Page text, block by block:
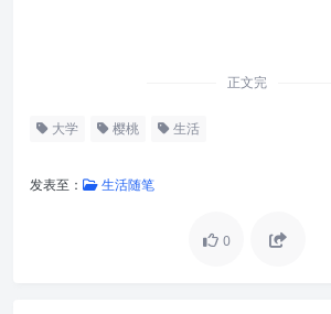
正文完
大学 樱桃 生活
发表至： 生活随笔
0